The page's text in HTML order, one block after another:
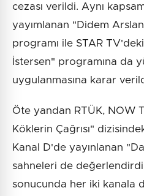
cezası verildi. Aynı
yayımlanan "Didem
programı ile STAR
İstersen" programına da
uygulanmasına karar
Öte yandan RTÜK, NOW
Köklerin Çağrısı"
Kanal D'de yayınlanan
sahneleri de
sonucunda her iki kanala